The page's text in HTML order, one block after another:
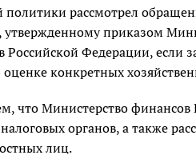
рассмотрел
приказом
Федерации, если
конкретных
что Министерство
органов, а также
лиц.